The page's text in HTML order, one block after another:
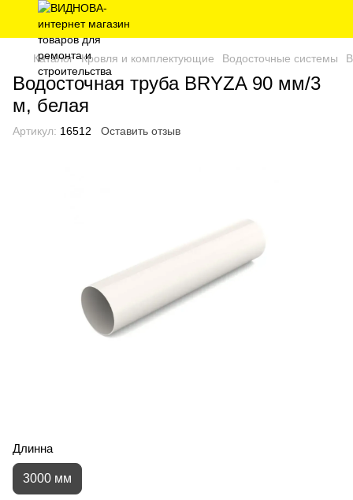
Каталог Кровля и комплектующие Водосточные системы
Водосточная труба BRYZA 90 мм/3
м, белая
Артикул: 16512 Оставить отзыв
Длинна
3000 мм